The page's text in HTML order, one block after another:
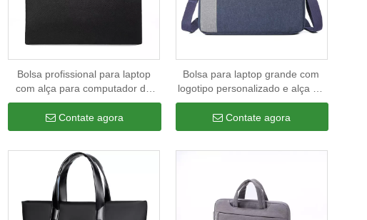
Bolsa profissional para laptop
com alça para computador de
viagem capa masculina para
escritório e negócios bolsa para
laptop
Contate agora
Bolsa para laptop grande com
logotipo personalizado e alça de
ombro portátil masculina bolsa
de viagem para laptop
Contate agora